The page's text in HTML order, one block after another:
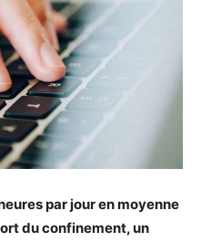
par jour en moyenne
du confinement, un